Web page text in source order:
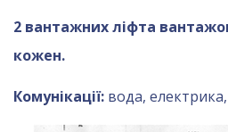
2 вантажних ліфта
кожен.
Комунікації: вода,